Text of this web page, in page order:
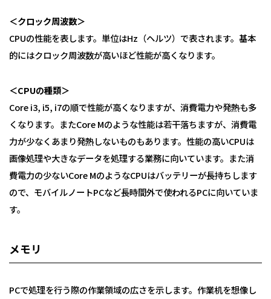
会計・税務（保育）
クリニック承継サポート
企業理念
グループ概要
グループの強み
拠点一覧
東京本社
東京中野本部
埼玉川口本部
千葉本部
高崎本部
大阪本部
福山本部
＜クロック周波数＞
CPUの性能を表します。単位はHz（ヘルツ）で表されます。基本
的にはクロック周波数が高いほど性能が高くなります。
＜CPUの種類＞
Core i3, i5, i7の順で性能が高くなりますが、消費電力や発熱も多
くなります。またCore Mのような性能は若干落ちますが、消費電
力が少なくあまり発熱しないものもあります。性能の高いCPUは
画像処理や大きなデータを処理する業務に向いています。また消
費電力の少ないCore MのようなCPUはバッテリーが長持ちします
ので、モバイルノートPCなど長時間外で使われるPCに向いていま
す。
メモリ
PCで処理を行う際の作業領域の広さを示します。作業机を想像し